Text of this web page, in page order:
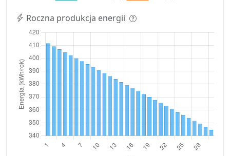
Roczna produkcja energii